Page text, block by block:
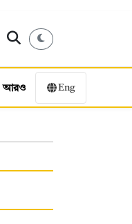
আরও Eng